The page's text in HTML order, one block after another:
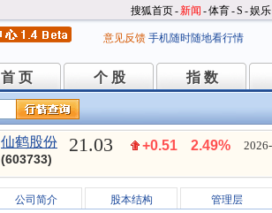
搜狐首页-新闻 -体育-S -娱乐
意见反馈 手机随时随地看行情
首 页
首 页 个 股
个 股 指 数
指 数
仙鹤股份
(603733)
21.03 +0.51 2.49%
公司简介 股本结构 管理层